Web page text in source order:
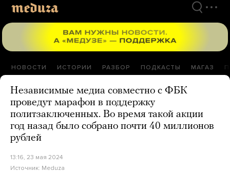
НОВОСТИ ИСТОРИИ РАЗБОР ПОДКАСТЫ МАГАЗ
Независимые медиа совместно с ФБК
проведут марафон в поддержку
политзаключенных. Во время такой акции
год назад было собрано почти 40 миллионов
рублей
13:16, 23 мая 2024
Источник: Meduza